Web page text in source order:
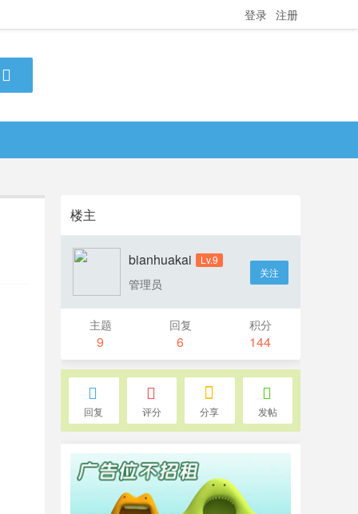
登录 注册
楼主
bianhuakai Lv.9
管理员
关注
主题
9
回复
6
积分
144
回复 评分 分享 发帖